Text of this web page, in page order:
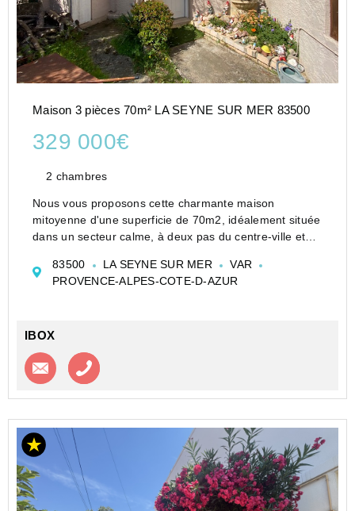
Maison 3 pièces 70m² LA SEYNE SUR MER 83500
329 000€
2 chambres
Nous vous proposons cette charmante maison
mitoyenne d'une superficie de 70m2, idéalement située
dans un secteur calme, à deux pas du centre-ville et
Elle est construite sur un terrain de 150 m2 et
comprend de nombreux atouts .
83500 LA SEYNE SUR MER
VAR
PROVENCE-ALPES-COTE-D-AZUR
IBOX
Contacter l'agence